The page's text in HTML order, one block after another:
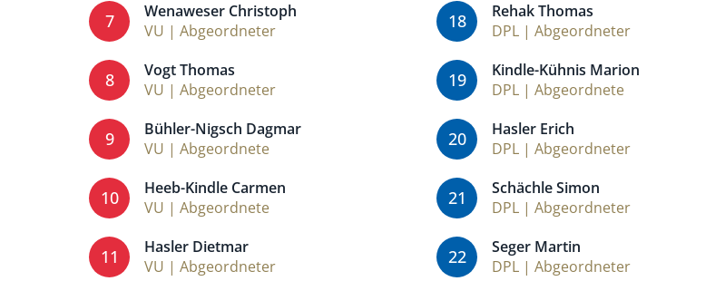
7
Wenaweser Christoph
VU | Abgeordneter
8
Vogt Thomas
VU | Abgeordneter
9
Bühler-Nigsch Dagmar
VU | Abgeordnete
10
Heeb-Kindle Carmen
VU | Abgeordnete
11
Hasler Dietmar
VU | Abgeordneter
18
Rehak Thomas
DPL | Abgeordneter
19
Kindle-Kühnis Marion
DPL | Abgeordnete
20
Hasler Erich
DPL | Abgeordneter
21
Schächle Simon
DPL | Abgeordneter
22
Seger Martin
DPL | Abgeordneter